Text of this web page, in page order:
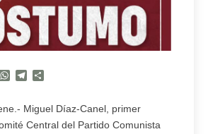
ThreadsWhatsApp
Telegram
Miguel Díaz-Canel, primer
Central del Partido Comunista